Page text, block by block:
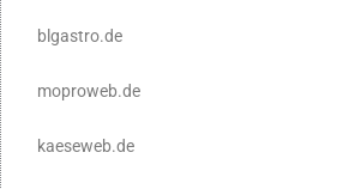
blgastro.de
moproweb.de
kaeseweb.de